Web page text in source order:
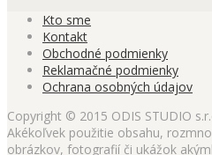
Kto sme
Kontakt
Obchodné podmienky
Reklamačné podmienky
Ochrana osobných údajov
Copyright © 2015 ODIS STUDIO
Akékoľvek použitie obsahu,
obrázkov, fotografií či ukážok